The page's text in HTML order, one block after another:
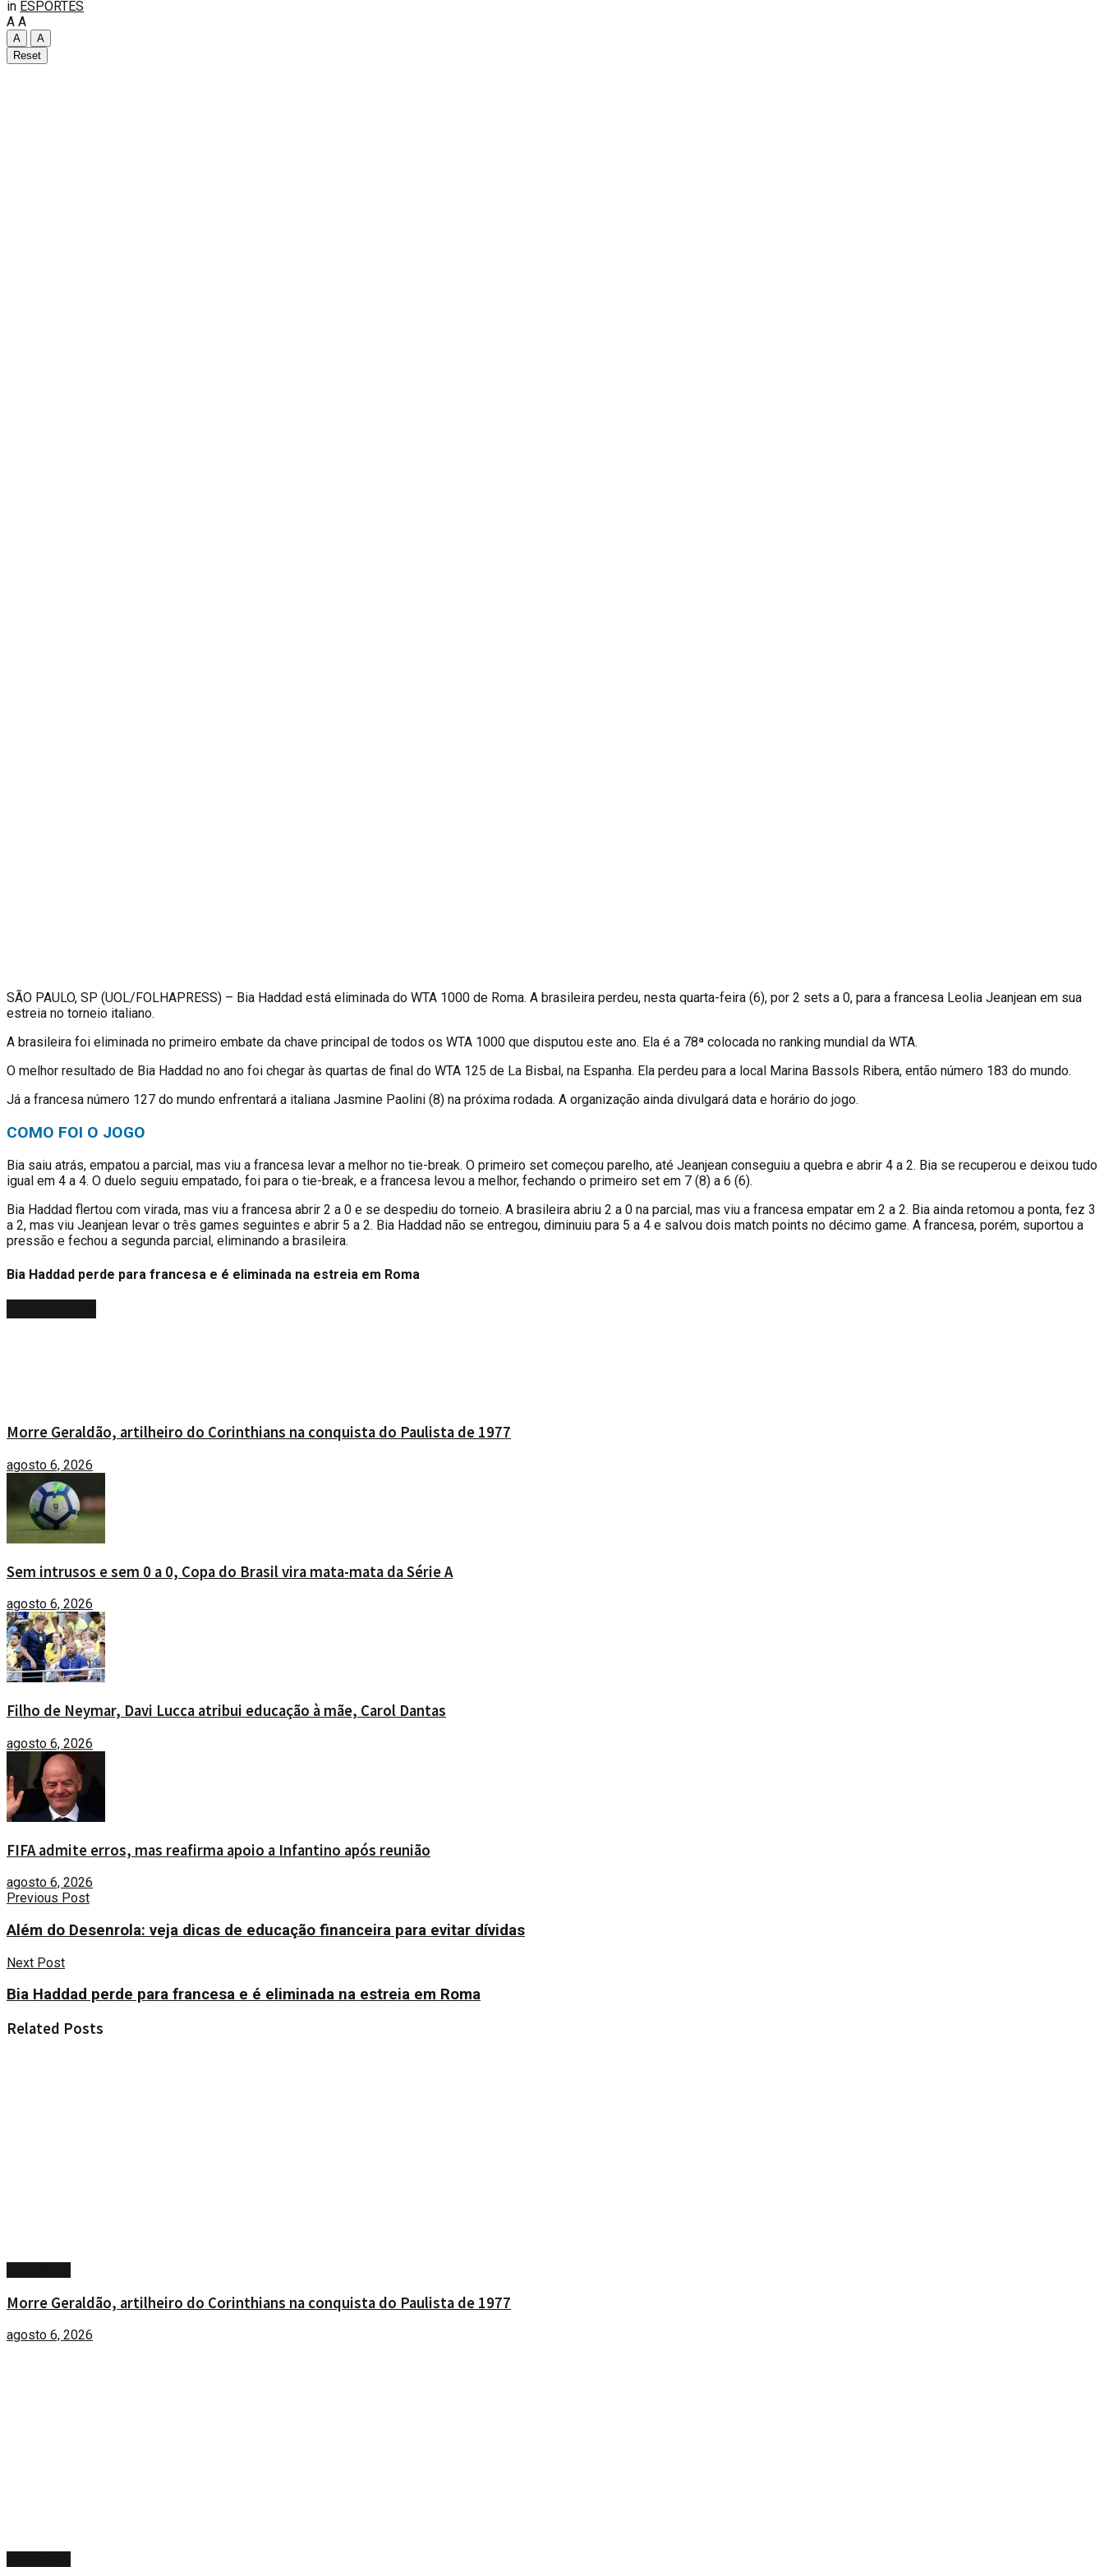
in ESPORTES
A A
A
A
Reset
SÃO PAULO, SP (UOL/FOLHAPRESS) – Bia Haddad está eliminada do WTA 1000 de Roma. A brasileira perdeu, nesta quarta-feira (6), por 2 sets a 0, para a francesa Leolia Jeanjean em sua
estreia no torneio italiano.
A brasileira foi eliminada no primeiro embate da chave principal de todos os WTA 1000 que disputou este ano. Ela é a 78ª colocada no ranking mundial da WTA.
O melhor resultado de Bia Haddad no ano foi chegar às quartas de final do WTA 125 de La Bisbal, na Espanha. Ela perdeu para a local Marina Bassols Ribera, então número 183 do mundo.
Já a francesa número 127 do mundo enfrentará a italiana Jasmine Paolini (8) na próxima rodada. A organização ainda divulgará data e horário do jogo.
COMO FOI O JOGO
Bia saiu atrás, empatou a parcial, mas viu a francesa levar a melhor no tie-break. O primeiro set começou parelho, até Jeanjean conseguiu a quebra e abrir 4 a 2. Bia se recuperou e deixou tudo
igual em 4 a 4. O duelo seguiu empatado, foi para o tie-break, e a francesa levou a melhor, fechando o primeiro set em 7 (8) a 6 (6).
Bia Haddad flertou com virada, mas viu a francesa abrir 2 a 0 e se despediu do torneio. A brasileira abriu 2 a 0 na parcial, mas viu a francesa empatar em 2 a 2. Bia ainda retomou a ponta, fez 3
a 2, mas viu Jeanjean levar o três games seguintes e abrir 5 a 2. Bia Haddad não se entregou, diminuiu para 5 a 4 e salvou dois match points no décimo game. A francesa, porém, suportou a
pressão e fechou a segunda parcial, eliminando a brasileira.
Bia Haddad perde para francesa e é eliminada na estreia em Roma
Morre Geraldão, artilheiro do Corinthians na conquista do Paulista de 1977
agosto 6, 2026
Sem intrusos e sem 0 a 0, Copa do Brasil vira mata-mata da Série A
agosto 6, 2026
Filho de Neymar, Davi Lucca atribui educação à mãe, Carol Dantas
agosto 6, 2026
FIFA admite erros, mas reafirma apoio a Infantino após reunião
agosto 6, 2026
Previous Post
Além do Desenrola: veja dicas de educação financeira para evitar dívidas
Next Post
Bia Haddad perde para francesa e é eliminada na estreia em Roma
Related Posts
Morre Geraldão, artilheiro do Corinthians na conquista do Paulista de 1977
agosto 6, 2026